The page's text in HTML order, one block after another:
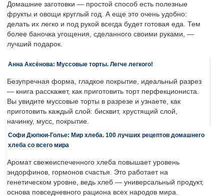
Домашние заготовки — простой способ есть полезные
фрукты и овощи круглый год. А еще это очень удобно:
делать их легко и под рукой всегда будет готовая еда. Тем
более баночка угощения, сделанного своими руками, —
лучший подарок.
Анна Аксёнова: Муссовые торты. Легче легкого!
Безупречная форма, гладкое покрытие, идеальный разрез
— книга расскажет, как приготовить торт перфекциониста.
Вы увидите муссовые торты в разрезе и узнаете, как
приготовить каждый слой: бисквит, хрустящий слой,
начинку, мусс, покрытие.
Софи Дюпюи-Голье: Мир хлеба. 100 лучших рецептов домашнего
хлеба со всего мира
Аромат свежеиспеченного хлеба повышает уровень
эндорфинов, гормонов счастья. Это работает на
генетическом уровне, ведь хлеб — универсальный продукт,
основа повседневного рациона всех народов мира.